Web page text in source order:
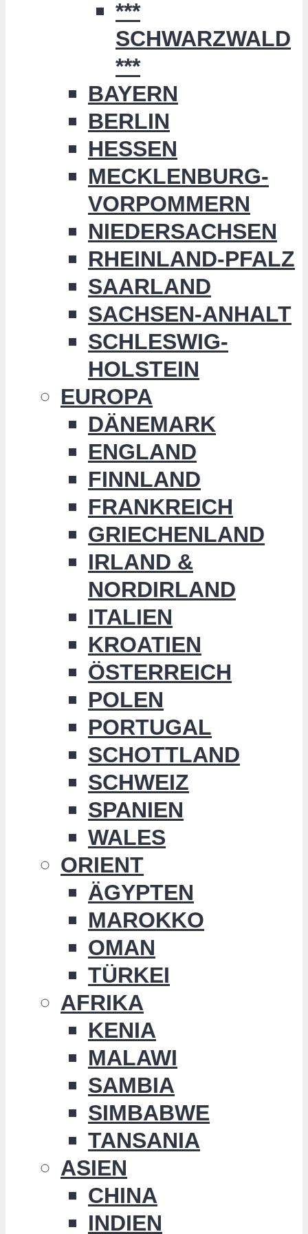
***
SCHWARZWALD
***
BAYERN
BERLIN
HESSEN
MECKLENBURG-
VORPOMMERN
NIEDERSACHSEN
RHEINLAND-PFALZ
SAARLAND
SACHSEN-ANHALT
SCHLESWIG-
HOLSTEIN
EUROPA
DÄNEMARK
ENGLAND
FINNLAND
FRANKREICH
GRIECHENLAND
IRLAND &
NORDIRLAND
ITALIEN
KROATIEN
ÖSTERREICH
POLEN
PORTUGAL
SCHOTTLAND
SCHWEIZ
SPANIEN
WALES
ORIENT
ÄGYPTEN
MAROKKO
OMAN
TÜRKEI
AFRIKA
KENIA
MALAWI
SAMBIA
SIMBABWE
TANSANIA
ASIEN
CHINA
INDIEN